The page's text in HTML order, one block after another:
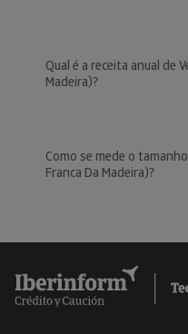
Qual é a receita anual de
Madeira)?
Como se mede o
Franca Da Madeira)?